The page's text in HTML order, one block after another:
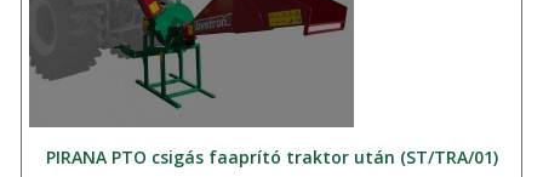
PIRANA PTO csigás faaprító traktor után (ST/TRA/01)